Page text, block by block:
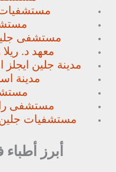
مستشفيات
مستشفى
معهد د.
مدينة جلين ايجلز
مدينة
مستشفى
مستشفيات جلين
أبرز